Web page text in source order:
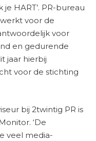
HART’. PR-bureau
voor de
voor
en gedurende
jaar hierbij
voor de stichting
bij 2twintig PR is
‘De
veel media-